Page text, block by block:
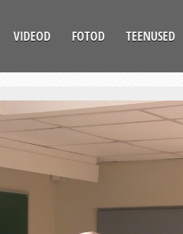
VIDEOD FOTOD TEENUSED